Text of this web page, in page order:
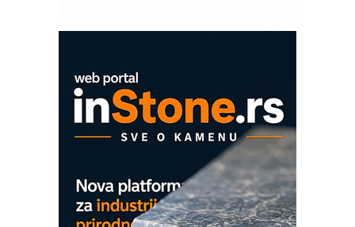
OBO sistemi mrežastih nosača kablova
Proizvodnja iC7 Hybrid 1500 VDC
mrežnog pretvarača sa tečnim
hlađenjem